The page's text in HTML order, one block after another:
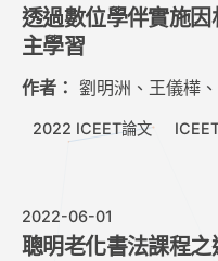
透過數位學伴實施因
主學習
作者： 劉明洲、王儀樺
2022 ICEET論文
2022-06-01
聰明老化書法課程之